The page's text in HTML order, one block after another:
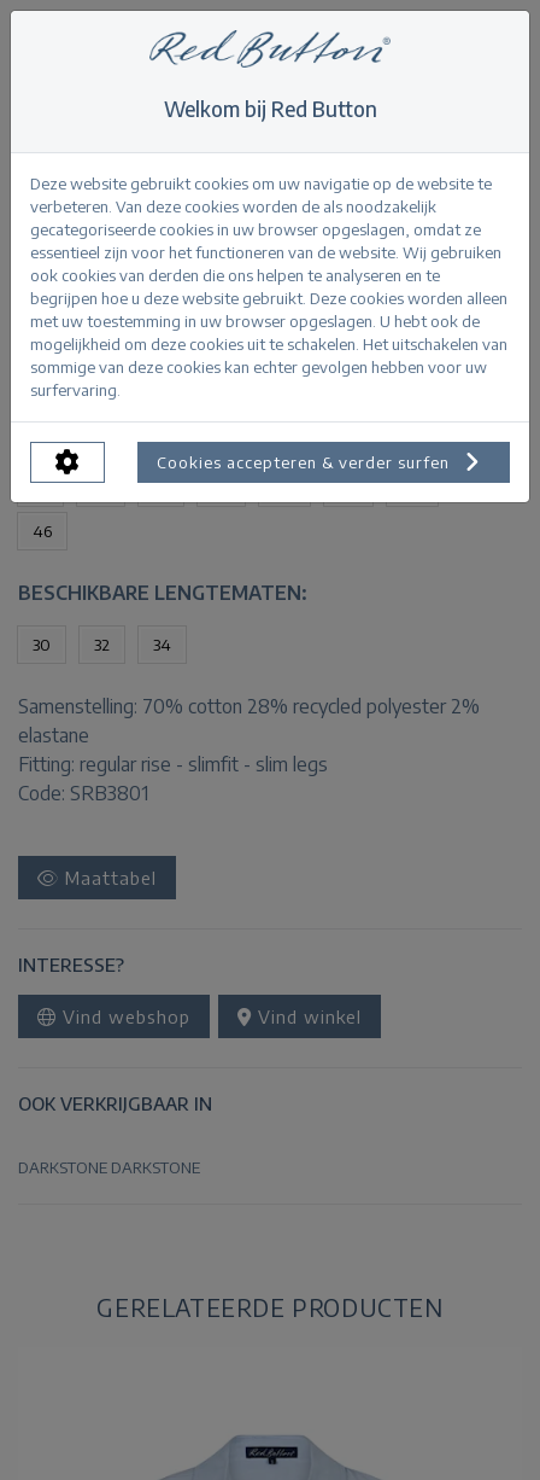
Jimmy darkstone used
Terug
Jimmy darkstone used
PRODUCTINFORMATIE
BESCHIKBARE MATEN:
32 34 36 38 40 42 44
46
BESCHIKBARE LENGTEMATEN:
30 32 34
Samenstelling: 70% cotton 28% recycled polyester 2%
elastane
Fitting: regular rise - slimfit - slim legs
Code: SRB3801
Maattabel
INTERESSE?
Vind webshop Vind winkel
OOK VERKRIJGBAAR IN
DARKSTONE DARKSTONE
GERELATEERDE PRODUCTEN
Welkom bij Red Button
Deze website gebruikt cookies om uw navigatie op de website te
verbeteren. Van deze cookies worden de als noodzakelijk
gecategoriseerde cookies in uw browser opgeslagen, omdat ze
essentieel zijn voor het functioneren van de website. Wij gebruiken
ook cookies van derden die ons helpen te analyseren en te
begrijpen hoe u deze website gebruikt. Deze cookies worden alleen
met uw toestemming in uw browser opgeslagen. U hebt ook de
mogelijkheid om deze cookies uit te schakelen. Het uitschakelen van
sommige van deze cookies kan echter gevolgen hebben voor uw
surfervaring.
Cookies accepteren & verder surfen